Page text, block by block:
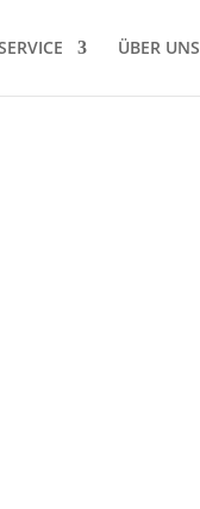
ÜBER UNS